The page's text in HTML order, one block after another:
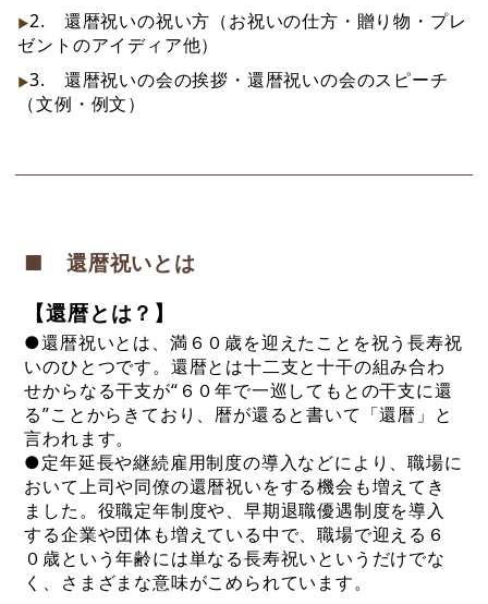
2. 還暦祝いの祝い方（お祝いの仕方・贈り物・プレ
ゼントのアイディア他）
3. 還暦祝いの会の挨拶・還暦祝いの会のスピーチ
（文例・例文）
■ 還暦祝いとは
【還暦とは？】
●還暦祝いとは、満６０歳を迎えたことを祝う長寿祝
いのひとつです。還暦とは十二支と十干の組み合わ
せからなる干支が“６０年で一巡してもとの干支に還
る”ことからきており、暦が還ると書いて「還暦」と
言われます。
●定年延長や継続雇用制度の導入などにより、職場に
おいて上司や同僚の還暦祝いをする機会も増えてき
ました。役職定年制度や、早期退職優遇制度を導入
する企業や団体も増えている中で、職場で迎える６
０歳という年齢には単なる長寿祝いというだけでな
く、さまざまな意味がこめられています。